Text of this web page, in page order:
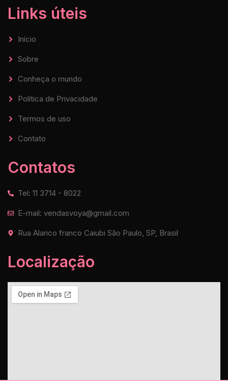
Links úteis
Início
Sobre
Conheça o mundo
Política de Privacidade
Termos de uso
Contato
Contatos
Tel: 11 3714 - 8022
E-mail: vendasvoya@gmail.com
Rua Alarico franco Caiubi São Paulo, SP, Brasil
Localização